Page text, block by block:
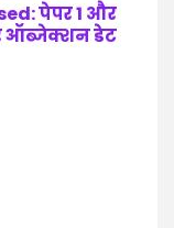
पेपर 1 और
ऑब्जेक्शन डेट